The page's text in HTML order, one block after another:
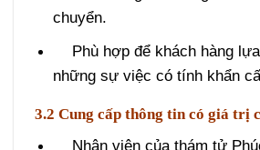
hơn vì chúng tôi không mất
chuyển.
Phù hợp để khách hàng lựa
những sự việc có tính khẩn